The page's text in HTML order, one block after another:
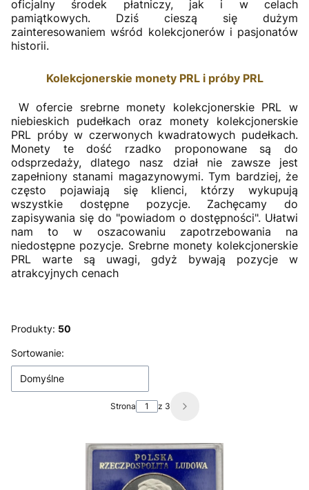
oficjalny środek płatniczy, jak i w celach
pamiątkowych. Dziś cieszą się dużym
zainteresowaniem wśród kolekcjonerów i pasjonatów
historii.
Kolekcjonerskie monety PRL i próby PRL
W ofercie srebrne monety kolekcjonerskie PRL w
niebieskich pudełkach oraz monety kolekcjonerskie
PRL próby w czerwonych kwadratowych pudełkach.
Monety te dość rzadko proponowane są do
odsprzedaży, dlatego nasz dział nie zawsze jest
zapełniony stanami magazynowymi. Tym bardziej, że
często pojawiają się klienci, którzy wykupują
wszystkie dostępne pozycje. Zachęcamy do
zapisywania się do "powiadom o dostępności". Ułatwi
nam to w oszacowaniu zapotrzebowania na
niedostępne pozycje. Srebrne monety kolekcjonerskie
PRL warte są uwagi, gdyż bywają pozycje w
atrakcyjnych cenach
Produkty: 50
Lista produktów
Sortowanie:
Domyślne
Strona z 3 Następne produkty